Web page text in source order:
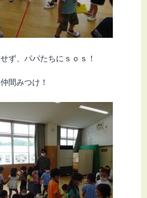
ず、パパたちにｓｏｓ！
間みつけ！